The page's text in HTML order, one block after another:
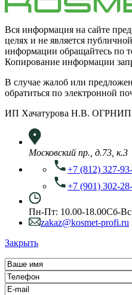
Вся информация на сайте
целях и не является
информации обращайтесь по
Копирование информации
В случае жалоб или
обратиться по электронной
ИП Хачатурова Н.В. ОГРНИП
Московский пр., д.73, к.3
+7 (812) 327-
+7 (901) 302-
Пн-Пт: 10.00-18.00Сб-
zakaz@kosmet-profi.ru
Закрыть